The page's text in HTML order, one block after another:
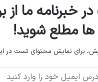
خبرنامه ما از
ها مطلع شوید!
برای نمایش محتوای تست در